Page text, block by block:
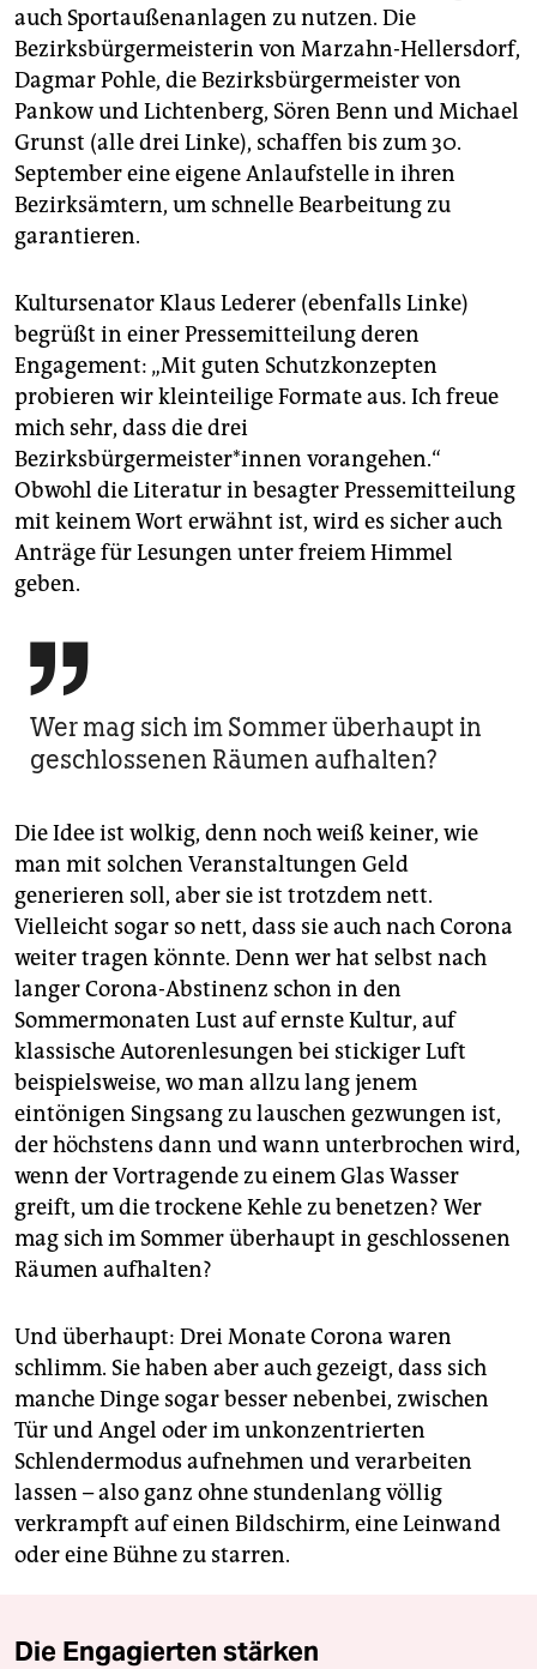
auch Sportaußenanlagen zu nutzen. Die
Bezirksbürgermeisterin von Marzahn-Hellersdorf,
Dagmar Pohle, die Bezirksbürgermeister von
Pankow und Lichtenberg, Sören Benn und Michael
Grunst (alle drei Linke), schaffen bis zum 30.
September eine eigene Anlaufstelle in ihren
Bezirksämtern, um schnelle Bearbeitung zu
garantieren.
Kultursenator Klaus Lederer (ebenfalls Linke)
begrüßt in einer Pressemitteilung deren
Engagement: „Mit guten Schutzkonzepten
probieren wir kleinteilige Formate aus. Ich freue
mich sehr, dass die drei
Bezirksbürgermeister*innen vorangehen.“
Obwohl die Literatur in besagter Pressemitteilung
mit keinem Wort erwähnt ist, wird es sicher auch
Anträge für Lesungen unter freiem Himmel
geben.

Wer mag sich im Sommer überhaupt in
geschlossenen Räumen aufhalten?
Die Idee ist wolkig, denn noch weiß keiner, wie
man mit solchen Veranstaltungen Geld
generieren soll, aber sie ist trotzdem nett.
Vielleicht sogar so nett, dass sie auch nach Corona
weiter tragen könnte. Denn wer hat selbst nach
langer Corona-Abstinenz schon in den
Sommermonaten Lust auf ernste Kultur, auf
klassische Autorenlesungen bei stickiger Luft
beispielsweise, wo man allzu lang jenem
eintönigen Singsang zu lauschen gezwungen ist,
der höchstens dann und wann unterbrochen wird,
wenn der Vortragende zu einem Glas Wasser
greift, um die trockene Kehle zu benetzen? Wer
mag sich im Sommer überhaupt in geschlossenen
Räumen aufhalten?
Und überhaupt: Drei Monate Corona waren
schlimm. Sie haben aber auch gezeigt, dass sich
manche Dinge sogar besser nebenbei, zwischen
Tür und Angel oder im unkonzentrierten
Schlendermodus aufnehmen und verarbeiten
lassen – also ganz ohne stundenlang völlig
verkrampft auf einen Bildschirm, eine Leinwand
oder eine Bühne zu starren.
Die Engagierten stärken